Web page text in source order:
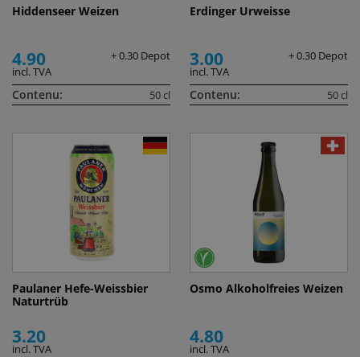
Hiddenseer Weizen
4.90
+ 0.30 Depot
incl. TVA
Contenu: 50 cl
Erdinger Urweisse
3.00
+ 0.30 Depot
incl. TVA
Contenu: 50 cl
Paulaner Hefe-Weissbier
Naturtrüb
3.20
incl. TVA
Osmo Alkoholfreies Weizen
4.80
incl. TVA